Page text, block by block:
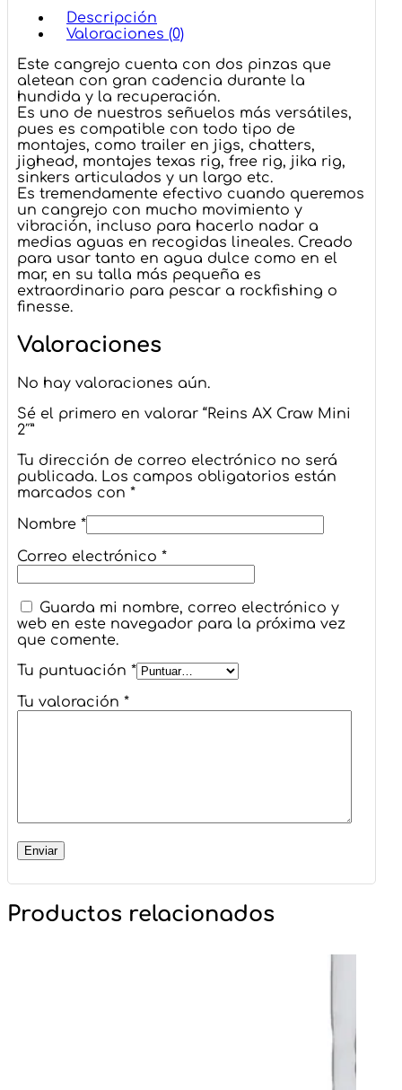
Descripción
Valoraciones (0)
Este cangrejo cuenta con dos pinzas que
aletean con gran cadencia durante la
hundida y la recuperación.
Es uno de nuestros señuelos más versátiles,
pues es compatible con todo tipo de
montajes, como trailer en jigs, chatters,
jighead, montajes texas rig, free rig, jika rig,
sinkers articulados y un largo etc.
Es tremendamente efectivo cuando queremos
un cangrejo con mucho movimiento y
vibración, incluso para hacerlo nadar a
medias aguas en recogidas lineales. Creado
para usar tanto en agua dulce como en el
mar, en su talla más pequeña es
extraordinario para pescar a rockfishing o
finesse.
Valoraciones
No hay valoraciones aún.
Sé el primero en valorar “Reins AX Craw Mini
2″”
Tu dirección de correo electrónico no será
publicada. Los campos obligatorios están
marcados con *
Nombre *
Correo electrónico *
Guarda mi nombre, correo electrónico y
web en este navegador para la próxima vez
que comente.
Tu puntuación *
Tu valoración *
Productos relacionados